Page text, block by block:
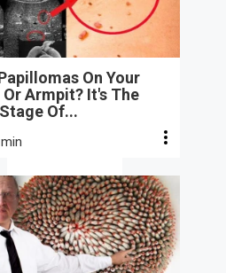
On Your
Armpit? It's The
Of...